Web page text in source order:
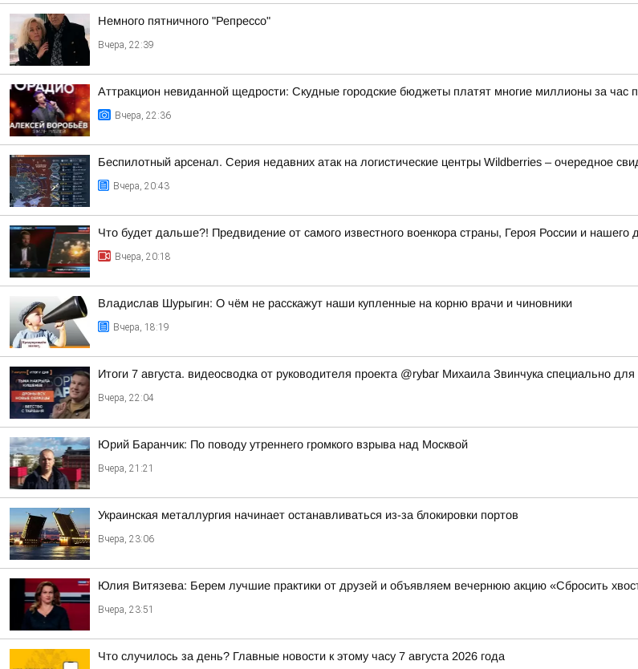
Немного пятничного "Репрессо"
Вчера, 22:39
Аттракцион невиданной щедрости: Скудные городские бюджеты платят многие миллионы за час
Вчера, 22:36
Беспилотный арсенал. Серия недавних атак на логистические центры Wildberries – очередное
Вчера, 20:43
Что будет дальше?! Предвидение от самого известного военкора страны, Героя России и нашего
Вчера, 20:18
Владислав Шурыгин: О чём не расскажут наши купленные на корню врачи и чиновники
Вчера, 18:19
Итоги 7 августа. видеосводка от руководителя проекта @rybar Михаила Звинчука специально
Вчера, 22:04
Юрий Баранчик: По поводу утреннего громкого взрыва над Москвой
Вчера, 21:21
Украинская металлургия начинает останавливаться из-за блокировки портов
Вчера, 23:06
Юлия Витязева: Берем лучшие практики от друзей и объявляем вечернюю акцию «Сбросить
Вчера, 23:51
Что случилось за день? Главные новости к этому часу 7 августа 2026 года